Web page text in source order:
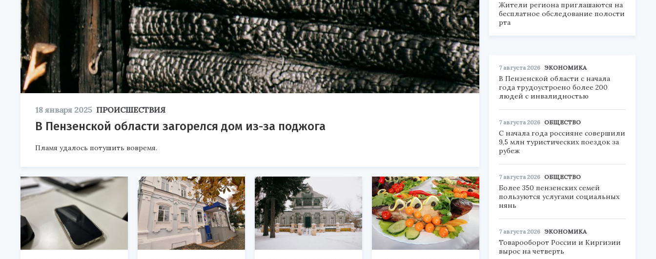
18 января 2025 ПРОИСШЕСТВИЯ
В Пензенской области загорелся дом из-за поджога
Пламя удалось потушить вовремя.
Жители региона приглашаются на
бесплатное обследование полости
рта
7 августа 2026 ЭКОНОМИКА
В Пензенской области с начала
года трудоустроено более 200
людей с инвалидностью
7 августа 2026 ОБЩЕСТВО
С начала года россияне совершили
9,5 млн туристических поездок за
рубеж
7 августа 2026 ОБЩЕСТВО
Более 350 пензенских семей
пользуются услугами социальных
нянь
7 августа 2026 ЭКОНОМИКА
Товарооборот России и Киргизии
вырос на четверть